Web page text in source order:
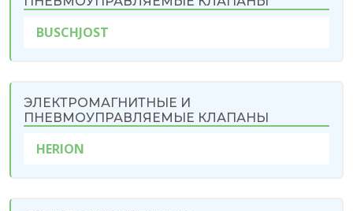
BUSCHJOST
ЭЛЕКТРОМАГНИТНЫЕ И
ПНЕВМОУПРАВЛЯЕМЫЕ КЛАПАНЫ
HERIОN